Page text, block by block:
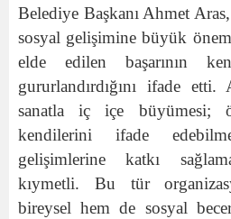
Belediye Başkanı Ahmet
sosyal gelişimine büyük
elde edilen başarının
gururlandırdığını ifade etti.
sanatla iç içe büyümesi;
kendilerini ifade
gelişimlerine katkı
kıymetli. Bu tür
bireysel hem de sosyal